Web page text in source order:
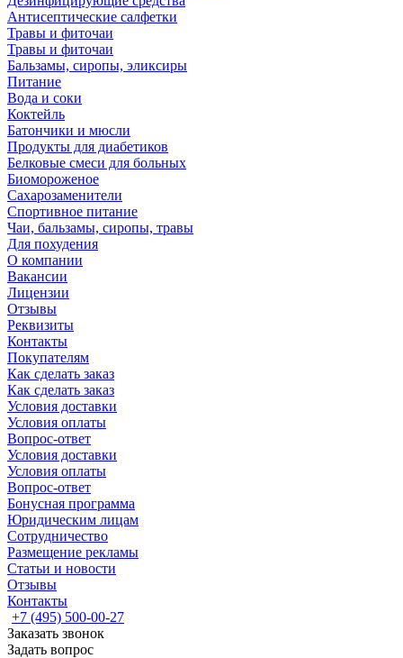
Антисептические салфетки
Травы и фиточаи
Травы и фиточаи
Бальзамы, сиропы, эликсиры
Питание
Вода и соки
Коктейль
Батончики и мюсли
Продукты для диабетиков
Белковые смеси для больных
Биомороженое
Сахарозаменители
Спортивное питание
Чаи, бальзамы, сиропы, травы
Для похудения
О компании
Вакансии
Лицензии
Отзывы
Реквизиты
Контакты
Покупателям
Как сделать заказ
Как сделать заказ
Условия доставки
Условия оплаты
Вопрос-ответ
Условия доставки
Условия оплаты
Вопрос-ответ
Бонусная программа
Юридическим лицам
Сотрудничество
Размещение рекламы
Статьи и новости
Отзывы
Контакты
+7 (495) 500-00-27
Заказать звонок
Задать вопрос